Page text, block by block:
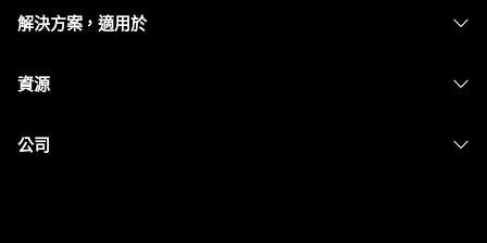
解決方案，適用於
資源
公司